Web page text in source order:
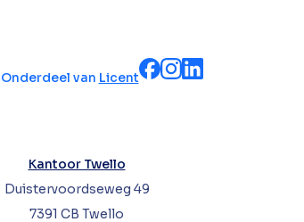
Onderdeel van Licent
Kantoor Twello
Duistervoordseweg 49
7391 CB Twello